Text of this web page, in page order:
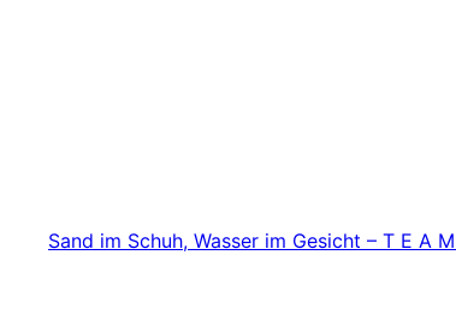
Sand im Schuh, Wasser im Gesicht – T E A